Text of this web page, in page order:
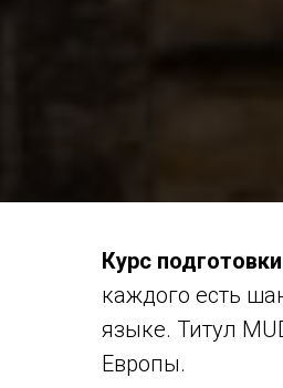
Курс
каждого есть
языке. Титул
Европы.